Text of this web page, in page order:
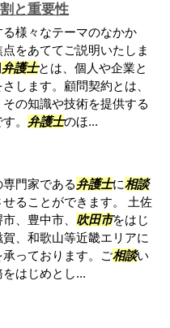
と重要性
様々なテーマのなかか
をあててご説明いたしま
弁護士とは、個人や企業と
します。顧問契約とは、
の知識や技術を提供する
。 弁護士のほ...
門家である弁護士に相談
ることができます。 土佐
、豊中市、 吹田市をはじ
、和歌山等近畿エリアに
承っております。ご相談い
はじめとし...